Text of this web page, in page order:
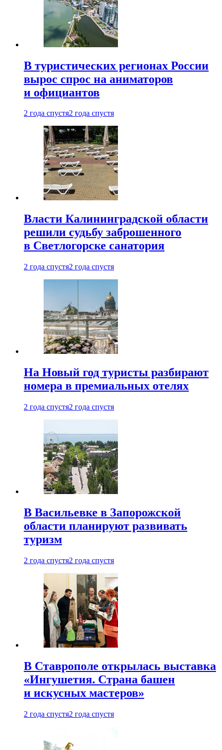
В туристических регионах России
вырос спрос на аниматоров
и официантов
2 года спустя2 года спустя
Власти Калининградской области
решили судьбу заброшенного
в Светлогорске санатория
2 года спустя2 года спустя
На Новый год туристы разбирают
номера в премиальных отелях
2 года спустя2 года спустя
В Васильевке в Запорожской
области планируют развивать
туризм
2 года спустя2 года спустя
В Ставрополе открылась выставка
«Ингушетия. Страна башен
и искусных мастеров»
2 года спустя2 года спустя